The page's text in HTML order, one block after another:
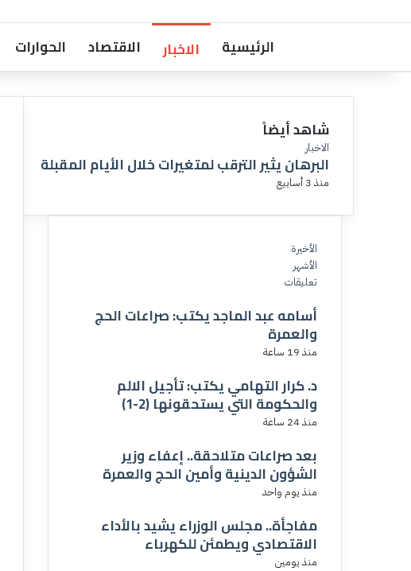
الرئيسية الاخبار الاقتصاد الحوارات
شاهد أيضاً
إ
غ
ل
ق
الاخبار
البرهان يثير الترقب لمتغيرات خلال الأيام المقبلة
منذ 3 أسابيع
الأخيرة
الأشهر
تعليقات
أسامه عبد الماجد يكتب: صراعات الحج
والعمرة
منذ 19 ساعة
د. كرار التهامي يكتب: تأجيل الالم
والحكومة التي يستحقونها (2-1)
منذ 24 ساعة
بعد صراعات متلاحقة.. إعفاء وزير
الشؤون الدينية وأمين الحج والعمرة
منذ يوم واحد
مفاجأة.. مجلس الوزراء يشيد بالأداء
الاقتصادي ويطمئن للكهرباء
منذ يومين